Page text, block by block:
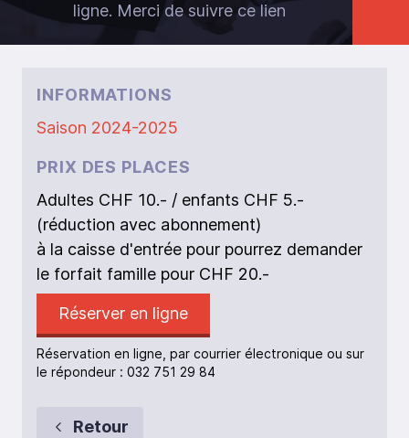
ligne. Merci de suivre ce lien
INFORMATIONS
Saison 2024-2025
PRIX DES PLACES
Adultes CHF 10.- / enfants CHF 5.-
(réduction avec abonnement)
à la caisse d'entrée pour pourrez demander
le forfait famille pour CHF 20.-
Réserver en ligne
Réservation en ligne, par courrier électronique ou sur
le répondeur : 032 751 29 84
Retour